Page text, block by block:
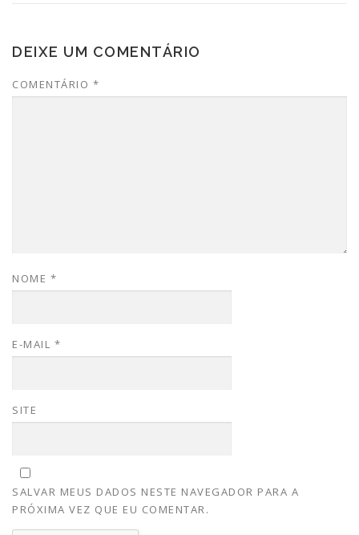
DEIXE UM COMENTÁRIO
COMENTÁRIO *
NOME *
E-MAIL *
SITE
SALVAR MEUS DADOS NESTE NAVEGADOR PARA A
PRÓXIMA VEZ QUE EU COMENTAR.